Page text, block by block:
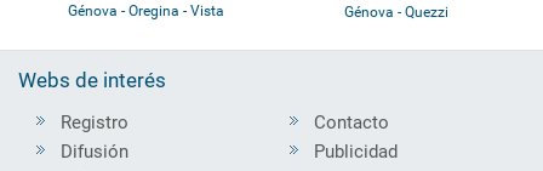
Génova - Oregina - Vista
Génova - Quezzi
Webs de interés
Registro
Difusión
Contacto
Publicidad